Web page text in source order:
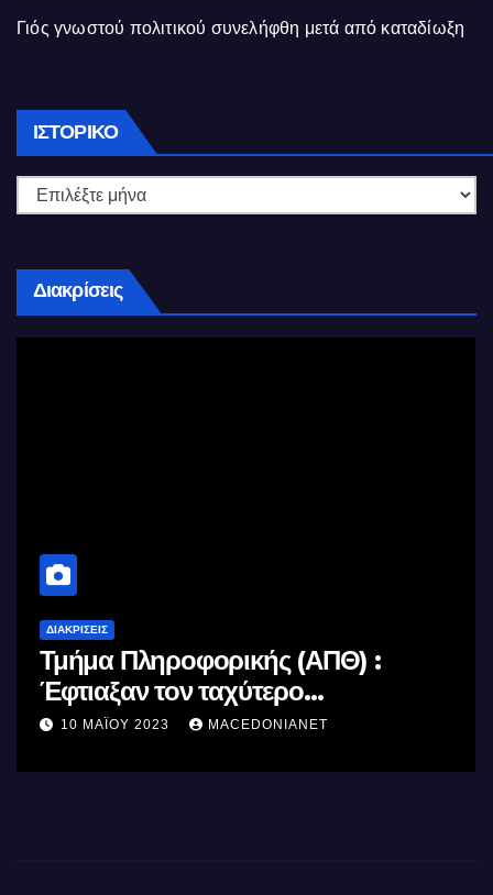
Γιός γνωστού πολιτικού συνελήφθη μετά από καταδίωξη
ΙΣΤΟΡΙΚΌ Ιστορικό
Διακρίσεις
ΔΙΑΚΡΊΣΕΙΣ
Τμήμα Πληροφορικής (ΑΠΘ) :
Έφτιαξαν τον ταχύτερο
επεξεργαστή AI στον κόσμο με τη
10 ΜΑΪ́ΟΥ 2023 MACEDONIANET